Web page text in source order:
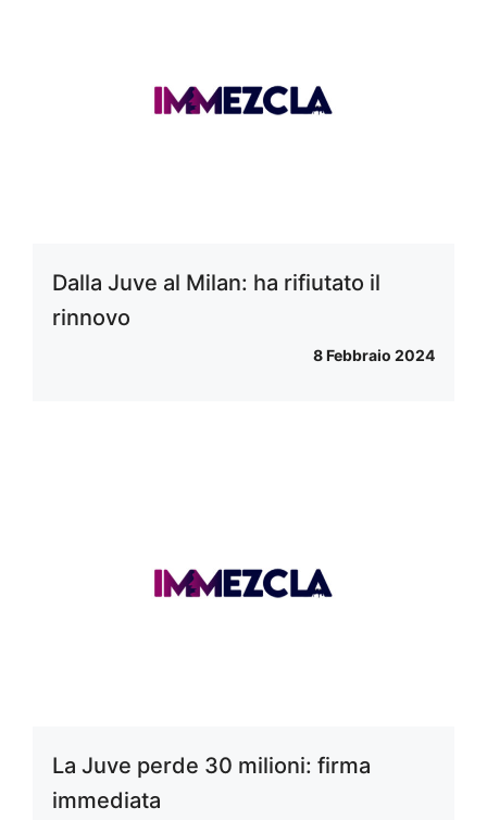
Dalla Juve al Milan: ha rifiutato il
rinnovo
8 Febbraio 2024
La Juve perde 30 milioni: firma
immediata